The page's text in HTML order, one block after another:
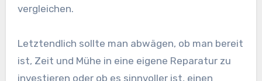
vergleichen.
Letztendlich sollte man abwägen, ob man bereit
ist, Zeit und Mühe in eine eigene Reparatur zu
investieren oder ob es sinnvoller ist, einen